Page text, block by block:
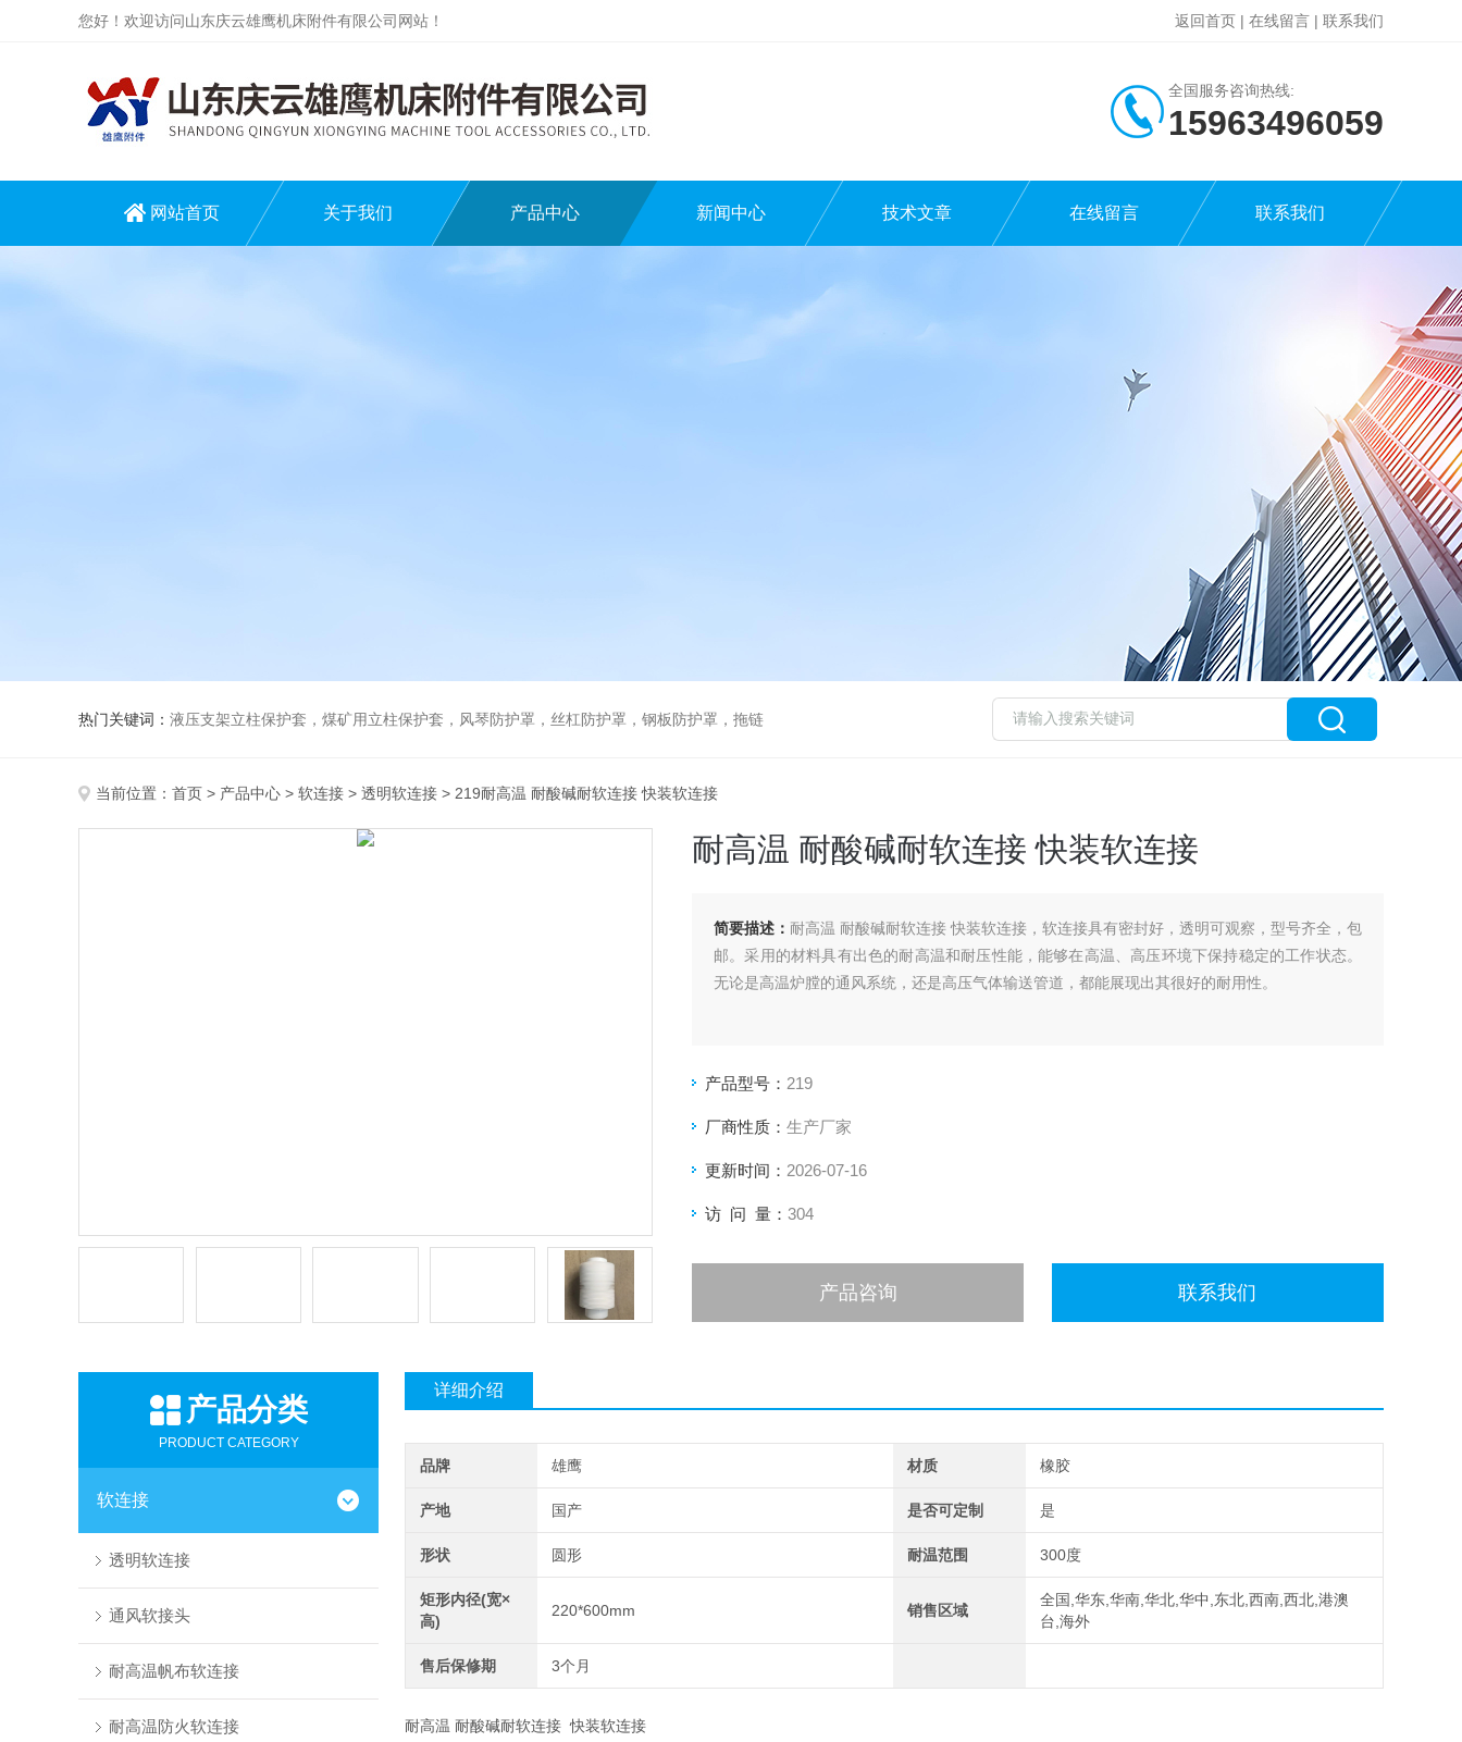
您好！欢迎访问山东庆云雄鹰机床附件有限公司网站！ 返回首页 | 在线留言 | 联系我们
全国服务咨询热线:
15963496059
网站首页 关于我们 产品中心 新闻中心 技术文章 在线留言 联系我们
热门关键词： 液压支架立柱保护套，煤矿用立柱保护套，风琴防护罩，丝杠防护罩，钢板防护罩，拖链
当前位置： 首页 > 产品中心 > 软连接 > 透明软连接 > 219耐高温 耐酸碱耐软连接 快装软连接
耐高温 耐酸碱耐软连接 快装软连接
简要描述： 耐高温 耐酸碱耐软连接 快装软连接，软连接具有密封好，透明可观察，型号齐全，包
邮。采用的材料具有出色的耐高温和耐压性能，能够在高温、高压环境下保持稳定的工作状态。
无论是高温炉膛的通风系统，还是高压气体输送管道，都能展现出其很好的耐用性。
产品型号： 219
厂商性质： 生产厂家
更新时间： 2026-07-16
访 问 量： 304
产品咨询 联系我们
产品分类
PRODUCT CATEGORY
软连接
透明软连接
通风软接头
耐高温帆布软连接
耐高温防火软连接
详细介绍
品牌 雄鹰 材质 橡胶
产地 国产 是否可定制 是
形状 圆形 耐温范围 300度
矩形内径(宽×
高)
220*600mm 销售区域
全国,华东,华南,华北,华中,东北,西南,西北,港澳
台,海外
售后保修期 3个月
耐高温 耐酸碱耐软连接 快装软连接